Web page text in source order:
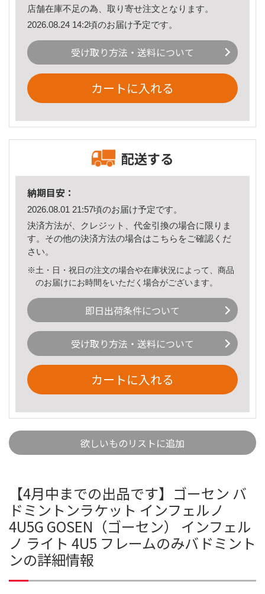
店舗在庫不足の為、取り寄せ注文となります。
2026.08.24 14:2頃のお届け予定です。
受け取り方法・送料について
カートに入れる
配送する
納期目安：
2026.08.01 21:57頃のお届け予定です。
決済方法が、クレジット、代金引換の場合に限りま
す。その他の決済方法の場合はこちら をご確認くだ
さい。
※土・日・祝日の注文の場合や在庫状況によって、商品
のお届けにお時間をいただく場合がございます。
即日出荷条件について
受け取り方法・送料について
カートに入れる
欲しいものリストに追加
【4月中までの出品です】ゴーセン バ
ドミントンラケット インフェルノ
4U5G GOSEN（ゴーセン） インフェル
ノ ライト 4U5 フレームのみバドミント
ンの詳細情報